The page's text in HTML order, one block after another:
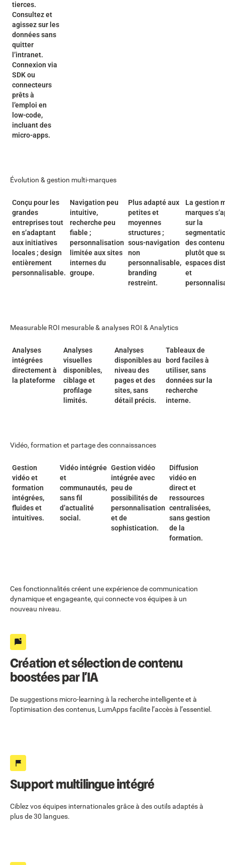
tierces.
Consultez et
agissez sur les
données sans
quitter
l’intranet.
Connexion via
SDK ou
connecteurs
prêts à
l’emploi en
low-code,
incluant des
micro-apps.
Évolution & gestion multi-marques
Conçu pour les
grandes
entreprises tout
en s’adaptant
aux initiatives
locales ; design
entièrement
personnalisable.
Navigation peu
intuitive,
recherche peu
fiable ;
personnalisation
limitée aux sites
internes du
groupe.
Plus adapté aux
petites et
moyennes
structures ;
sous-navigation
non
personnalisable,
branding
restreint.
La gestion
marques
sur la
des
plutôt que
espaces
et
Measurable ROI mesurable & analyses ROI & Analytics
Analyses
intégrées
directement à
la plateforme
Analyses
visuelles
disponibles,
ciblage et
profilage
limités.
Analyses
disponibles au
niveau des
pages et des
sites, sans
détail précis.
Tableaux de
bord faciles à
utiliser, sans
données sur la
recherche
interne.
Vidéo, formation et partage des connaissances
Gestion
vidéo et
formation
intégrées,
fluides et
intuitives.
Vidéo intégrée
et
communautés,
sans fil
d’actualité
social.
Gestion vidéo
intégrée avec
peu de
possibilités de
personnalisation
et de
sophistication.
Diffusion
vidéo en
direct et
ressources
centralisées,
sans gestion
de la
formation.
Ces fonctionnalités créent une expérience de communication
dynamique et engageante, qui connecte vos équipes à un
nouveau niveau.
Création et sélection de contenu
boostées par l’IA
De suggestions micro-learning à la recherche intelligente et à
l’optimisation des contenus, LumApps facilite l’accès à l’essentiel.
Support multilingue intégré
Ciblez vos équipes internationales grâce à des outils adaptés à
plus de 30 langues.